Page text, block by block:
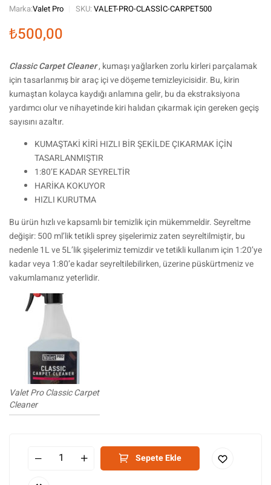
Marka:Valet Pro SKU: VALET-PRO-CLASSIC-CARPET500
₺500,00
Classic Carpet Cleaner, kumaşı yağlarken zorlu kirleri parçalamak
için tasarlanmış bir araç içi ve döşeme temizleyicisidir. Bu, kirin
kumaştan kolayca kaydığı anlamına gelir, bu da ekstraksiyona
yardımcı olur ve nihayetinde kiri halıdan çıkarmak için gereken geçiş
sayısını azaltır.
KUMAŞTAKİ KİRİ HIZLI BİR ŞEKİLDE ÇIKARMAK İÇİN
TASARLANMIŞTIR
1:80’E KADAR SEYRELTİR
HARİKA KOKUYOR
HIZLI KURUTMA
Bu ürün hızlı ve kapsamlı bir temizlik için mükemmeldir. Seyreltme
değişir: 500 ml’lik tetikli sprey şişelerimiz zaten seyreltilmiştir, bu
nedenle 1L ve 5L’lik şişelerimiz temizdir ve tetikli kullanım için 1:20’ye
kadar veya 1:80’e kadar seyreltilebilirken, üzerine püskürtmeniz ve
vakumlamanız yeterlidir.
Valet Pro Classic Carpet
Cleaner
Sepete Ekle